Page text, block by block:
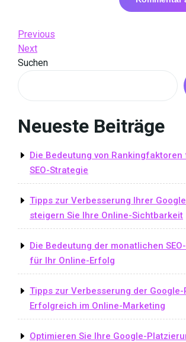
Beitrags-
Navigation
Previous
Post
Previous
Next
Post
Next
Suchen
Neueste Beiträge
Die Bedeutung von Rankingfaktoren
SEO-Strategie
Tipps zur Verbesserung Ihrer
steigern Sie Ihre Online-Sichtbarkeit
Die Bedeutung der monatlichen
für Ihr Online-Erfolg
Tipps zur Verbesserung der
Erfolgreich im Online-Marketing
Optimieren Sie Ihre Google-